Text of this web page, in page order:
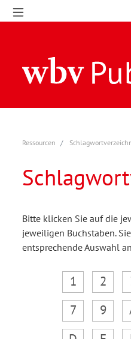
Ressourcen
Bitte klicken Sie auf die
jeweiligen Buchstaben.
entsprechende Auswahl
1 2
7
9